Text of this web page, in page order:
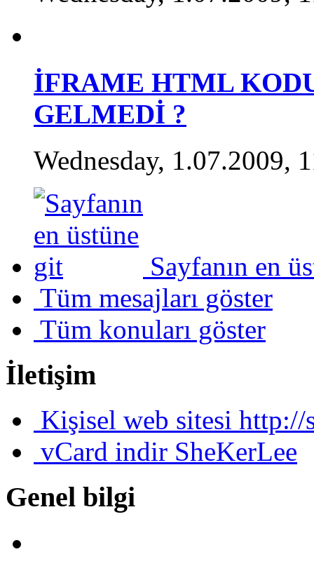
İFRAME HTML
GELMEDİ ?
Wednesday, 1.07.2009,
Sayfanın en
Tüm mesajları göster
Tüm konuları göster
İletişim
Kişisel web sitesi http://
vCard indir SheKerLee
Genel bilgi